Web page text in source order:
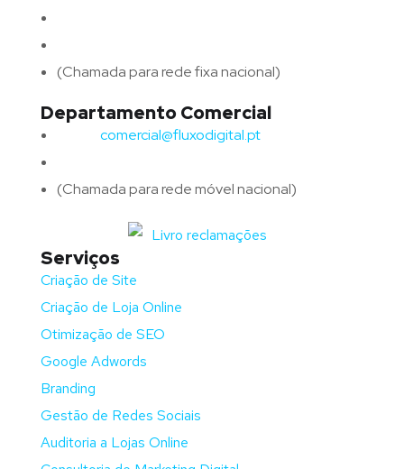
(Chamada para rede fixa nacional)
Departamento Comercial
comercial@fluxodigital.pt
(Chamada para rede móvel nacional)
Serviços
Criação de Site
Criação de Loja Online
Otimização de SEO
Google Adwords
Branding
Gestão de Redes Sociais
Auditoria a Lojas Online